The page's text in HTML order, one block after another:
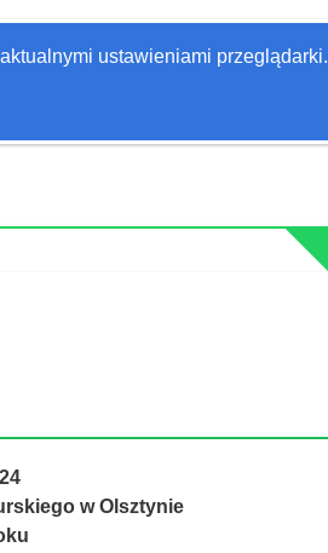
ustawieniami przeglądarki.
w Olsztynie